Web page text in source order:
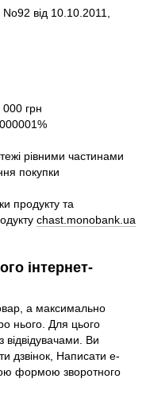
від 10.10.2011,
грн
рівними частинами
покупки
продукту та
chast.monobank.ua
інтернет-
а максимально
нього. Для цього
відвідувачами. Ви
дзвінок, Написати e-
формою зворотного